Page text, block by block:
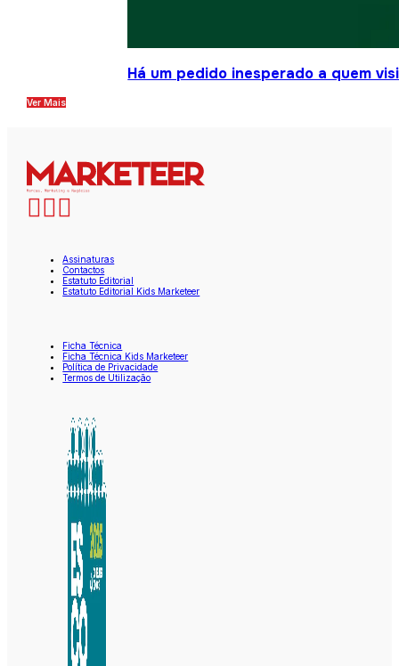
Há um pedido inesperado a quem
Ver Mais
Assinaturas
Contactos
Estatuto Editorial
Estatuto Editorial Kids Marketeer
Ficha Técnica
Ficha Técnica Kids Marketeer
Política de Privacidade
Termos de Utilização